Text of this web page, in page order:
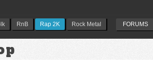
RnB Rap 2K Rock Metal FORUMS